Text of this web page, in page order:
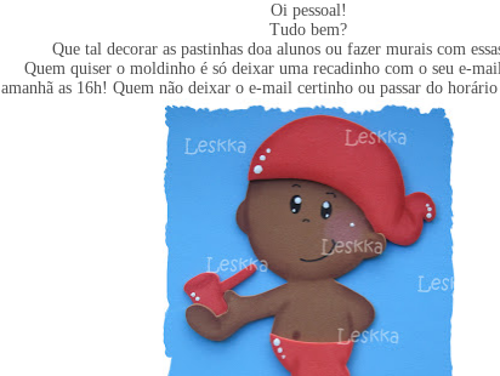
Oi pessoal!
Tudo bem?
Que tal decorar as pastinhas doa alunos ou fazer murais com
Quem quiser o moldinho é só deixar uma recadinho com o seu e-
amanhã as 16h! Quem não deixar o e-mail certinho ou passar do